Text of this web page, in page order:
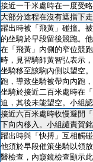
接近一千米處時在一度受
大部分途程在沒有遮擋下走
躍出時被「飛黃」碰撞。
的坐騎於早段留後競跑。
在「飛黃」內側的窄位競
時，見習騎師黃智弘表示
坐騎移至該駒內側以望空
跑，導致坐騎被帶向內跑
坐騎於接近二百米處時在
迫，其後未能望空。小組
接近六百米處時收慢避開
下向內移入。小組譴責賀銘
躍出時與「快搏」互相觸
他須於早段催策坐騎以領
醫檢查，內窺鏡檢查顯示